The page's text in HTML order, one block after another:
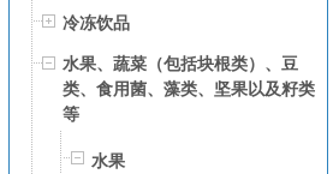
冷冻饮品
水果、蔬菜（包括块根类）、豆
类、食用菌、藻类、坚果以及籽类
等
水果